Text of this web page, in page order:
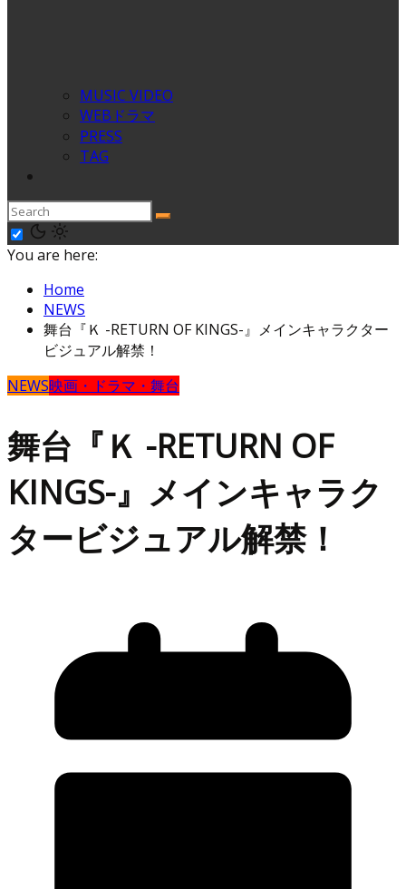
MUSIC VIDEO
WEBドラマ
PRESS
TAG
You are here:
Home
NEWS
舞台『Ｋ -RETURN OF KINGS-』メインキャラクター
ビジュアル解禁！
NEWS映画・ドラマ・舞台
舞台『Ｋ -RETURN OF
KINGS-』メインキャラク
タービジュアル解禁！